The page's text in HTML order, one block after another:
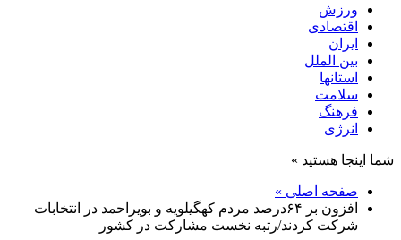
ورزش
اقتصادی
ایران
بین الملل
استانها
سلامت
فرهنگ
انرژی
شما اینجا هستید »
صفحه اصلی »
افزون بر ۶۴درصد مردم کهگیلویه و بویراحمد در انتخابات
شرکت کردند/رتبه نخست مشارکت در کشور